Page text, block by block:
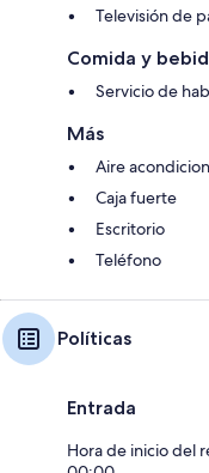
Televisión de
Comida y
Servicio de
Más
Aire
Caja fuerte
Escritorio
Teléfono
Políticas
Entrada
Hora de inicio del